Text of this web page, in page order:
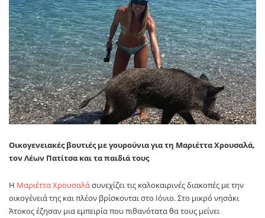
Οικογενειακές βουτιές με γουρούνια για τη Μαριέττα Χρουσαλά,
τον Λέων Πατίτσα και τα παιδιά τους
Η Μαριέττα Χρουσαλάσυνεχίζει τις καλοκαιρινές διακοπές με την
οικογένειά της και πλέον βρίσκονται στο Ιόνιο. Στο μικρό νησάκι
Άτοκος έζησαν μια εμπειρία που πιθανότατα θα τους μείνει